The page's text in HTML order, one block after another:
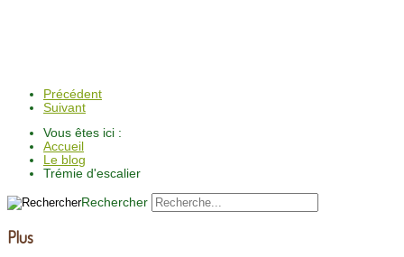
Précédent
Suivant
Vous êtes ici :
Accueil
Le blog
Trémie d'escalier
Rechercher
Plus